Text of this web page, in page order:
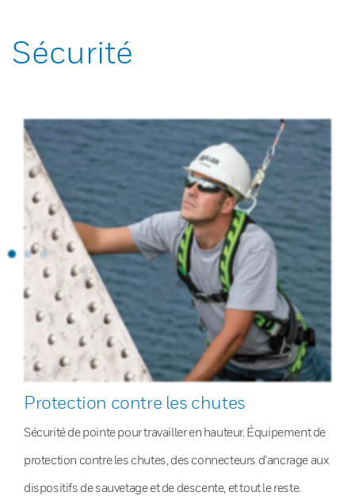
Sécurité
Protection contre les chutes
Sécurité de pointe pour travailler en hauteur. Équipement de
protection contre les chutes, des connecteurs d’ancrage aux
dispositifs de sauvetage et de descente, et tout le reste.